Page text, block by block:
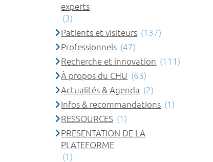
experts
(3)
Patients et visiteurs (137)
Professionnels (47)
Recherche et innovation (111)
À propos du CHU (63)
Actualités & Agenda (2)
Infos & recommandations (1)
RESSOURCES (1)
PRESENTATION DE LA
PLATEFORME
(1)